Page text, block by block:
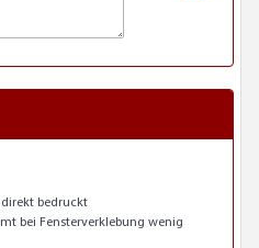
bedruckt
bei Fensterverklebung wenig